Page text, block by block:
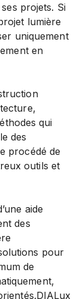
projets. Si
lumière
uniquement
en
qui
des
procédé de
outils et
aide
des
pour
de